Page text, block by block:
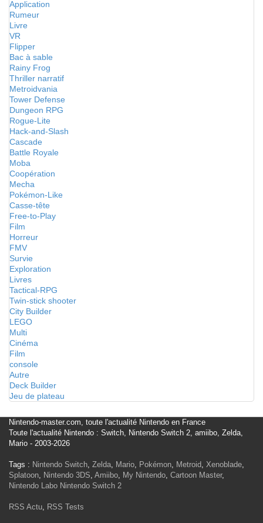
Application
Rumeur
Livre
VR
Flipper
Bac à sable
Rainy Frog
Thriller narratif
Metroidvania
Tower Defense
Dungeon RPG
Rogue-Lite
Hack-and-Slash
Cascade
Battle Royale
Moba
Coopération
Mecha
Pokémon-Like
Casse-tête
Free-to-Play
Film
Horreur
FMV
Survie
Exploration
Livres
Tactical-RPG
Twin-stick shooter
City Builder
LEGO
Multi
Cinéma
Film
console
Autre
Deck Builder
Jeu de plateau
Nintendo-master.com, toute l'actualité Nintendo en France
Toute l'actualité Nintendo : Switch, Nintendo Switch 2, amiibo, Zelda,
Mario - 2003-2026
Tags : Nintendo Switch, Zelda, Mario, Pokémon, Metroid, Xenoblade,
Splatoon, Nintendo 3DS, Amiibo, My Nintendo, Cartoon Master,
Nintendo Labo Nintendo Switch 2
RSS Actu, RSS Tests